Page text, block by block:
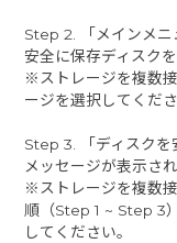
Step 2. 「メインメニ
安全に保存ディスク
※ストレージを複数
ージを選択してくださ
Step 3. 「ディスクを
メッセージが表示さ
※ストレージを複数
順（Step 1 ~ Step 3
してください。